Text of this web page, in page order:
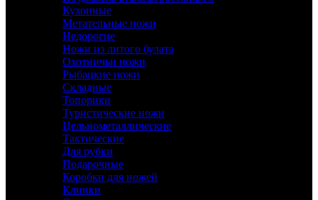
Кухонные
Метательные ножи
Недорогие
Ножи из литого булата
Охотничьи ножи
Рыбацкие ножи
Складные
Топорики
Туристические ножи
Цельнометаллические
Тактические
Для рубки
Подарочные
Коробки для ножей
Клинки